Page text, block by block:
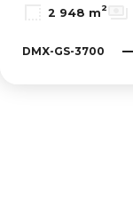
2 948 m2
DMX-GS-3700